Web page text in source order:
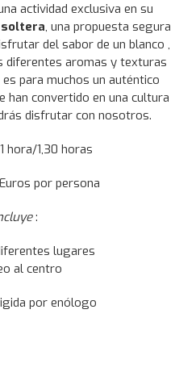
actividad exclusiva en su
, una propuesta segura
del sabor de un blanco ,
diferentes aromas y texturas
para muchos un auténtico
han convertido en una cultura
disfrutar con nosotros.
hora/1,30 horas
por persona
:
lugares
al centro
por enólogo